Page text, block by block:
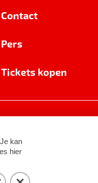
Contact
Pers
Tickets kopen